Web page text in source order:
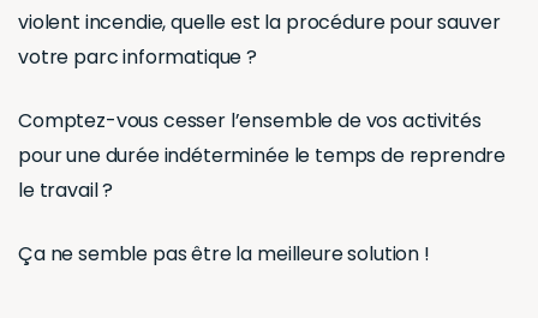
violent incendie, quelle est la procédure pour sauver
votre parc informatique ?
Comptez-vous cesser l’ensemble de vos activités
pour une durée indéterminée le temps de reprendre
le travail ?
Ça ne semble pas être la meilleure solution !